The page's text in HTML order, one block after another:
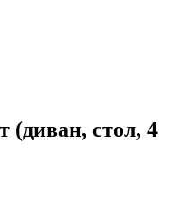
(диван, стол, 4